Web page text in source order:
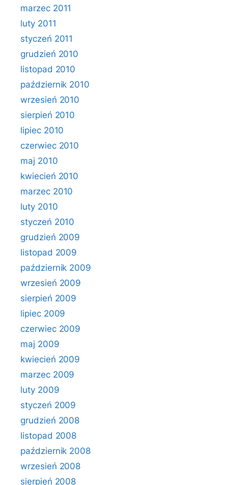
marzec 2011
luty 2011
styczeń 2011
grudzień 2010
listopad 2010
październik 2010
wrzesień 2010
sierpień 2010
lipiec 2010
czerwiec 2010
maj 2010
kwiecień 2010
marzec 2010
luty 2010
styczeń 2010
grudzień 2009
listopad 2009
październik 2009
wrzesień 2009
sierpień 2009
lipiec 2009
czerwiec 2009
maj 2009
kwiecień 2009
marzec 2009
luty 2009
styczeń 2009
grudzień 2008
listopad 2008
październik 2008
wrzesień 2008
sierpień 2008